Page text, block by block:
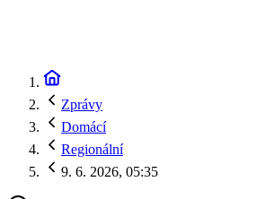
Zprávy
Domácí
Regionální
9. 6. 2026, 05:35